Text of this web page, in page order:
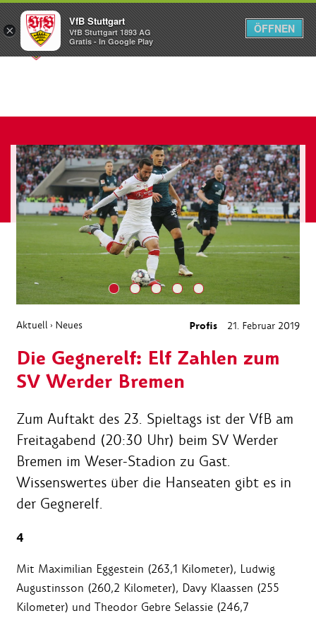
Menü
Aktuell › Neues Profis 21. Februar 2019
Die Gegnerelf: Elf Zahlen zum
SV Werder Bremen
Zum Auftakt des 23. Spieltags ist der VfB am
Freitagabend (20:30 Uhr) beim SV Werder
Bremen im Weser-Stadion zu Gast.
Wissenswertes über die Hanseaten gibt es in
der Gegnerelf.
4
Mit Maximilian Eggestein (263,1 Kilometer), Ludwig
Augustinsson (260,2 Kilometer), Davy Klaassen (255
Kilometer) und Theodor Gebre Selassie (246,7
×
VfB Stuttgart
VfB Stuttgart 1893 AG
Gratis - In Google Play
ÖFFNEN